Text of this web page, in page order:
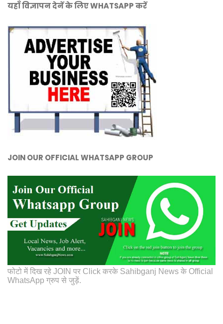
यहाँ विज्ञापन देनें के लिए WHATSAPP करें
JOIN OUR OFFICIAL WHATSAPP GROUP
फोटो में दिख रहे JOIN पर Click करके Sahibganj News के Official
WhatsApp ग्रुप से जुड़ें.